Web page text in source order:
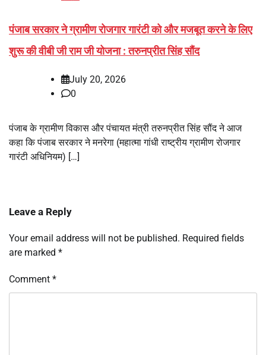
पंजाब सरकार ने ग्रामीण रोजगार गारंटी को और मजबूत करने के लिए
शुरू की वीबी जी राम जी योजना : तरुनप्रीत सिंह सौंद
July 20, 2026
0
पंजाब के ग्रामीण विकास और पंचायत मंत्री तरुनप्रीत सिंह सौंद ने आज
कहा कि पंजाब सरकार ने मनरेगा (महात्मा गांधी राष्ट्रीय ग्रामीण रोजगार
गारंटी अधिनियम) […]
Leave a Reply
Your email address will not be published. Required fields
are marked *
Comment *